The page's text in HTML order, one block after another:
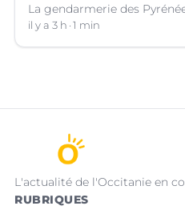
La gendarmerie des
appel à témoins.
il y a 3 h 1 min
L'actualité de l'Occitanie en
RUBRIQUES